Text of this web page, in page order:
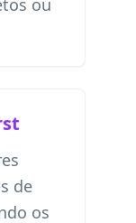
ou
de
os